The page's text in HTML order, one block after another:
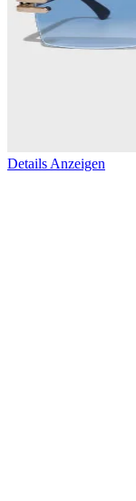
Details Anzeigen